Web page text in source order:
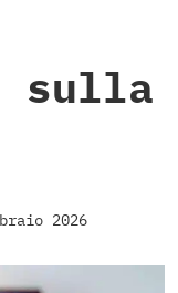
sulla
2026